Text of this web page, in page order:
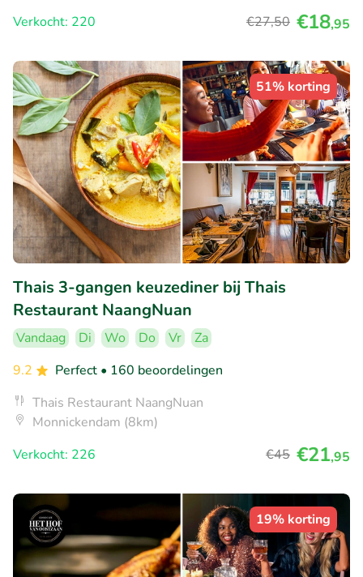
Verkocht: 220
€27,50 €18,95
51% korting
Thais 3-gangen keuzediner bij Thais
Restaurant NaangNuan
Vandaag Di Wo Do Vr
Za
9.2
Perfect • 160 beoordelingen
Thais Restaurant NaangNuan
Monnickendam (8km)
Verkocht: 226
€45 €21,95
19% korting